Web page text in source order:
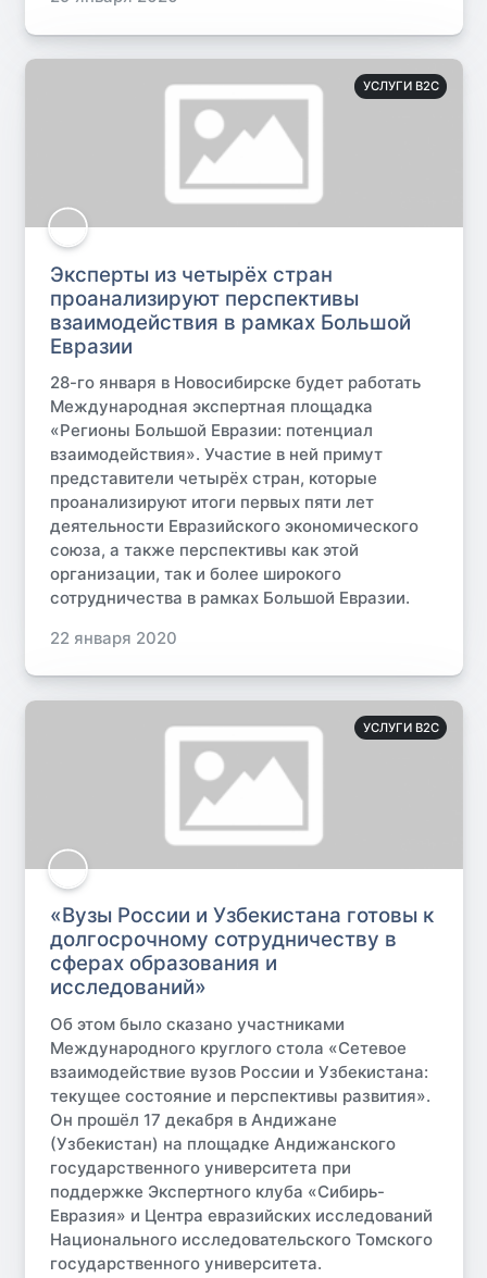
УСЛУГИ B2C
Эксперты из четырёх стран
проанализируют перспективы
взаимодействия в рамках Большой
Евразии
28-го января в Новосибирске будет работать
Международная экспертная площадка
«Регионы Большой Евразии: потенциал
взаимодействия». Участие в ней примут
представители четырёх стран, которые
проанализируют итоги первых пяти лет
деятельности Евразийского экономического
союза, а также перспективы как этой
организации, так и более широкого
сотрудничества в рамках Большой Евразии.
22 января 2020
УСЛУГИ B2C
«Вузы России и Узбекистана готовы к
долгосрочному сотрудничеству в
сферах образования и
исследований»
Об этом было сказано участниками
Международного круглого стола «Сетевое
взаимодействие вузов России и Узбекистана:
текущее состояние и перспективы развития».
Он прошёл 17 декабря в Андижане
(Узбекистан) на площадке Андижанского
государственного университета при
поддержке Экспертного клуба «Сибирь-
Евразия» и Центра евразийских исследований
Национального исследовательского Томского
государственного университета.